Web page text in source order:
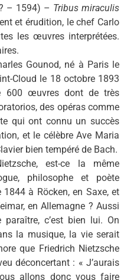
– 1594) – Tribus miraculis
et érudition, le chef Carlo
les œuvres interprétées.
Gounod, né à Paris le
Cloud le 18 octobre 1893
600 œuvres dont de très
des opéras comme
qui ont connu un succès
et le célèbre Ave Maria
bien tempéré de Bach.
est-ce la même
philosophe et poète
à Röcken, en Saxe, et
en Allemagne ? Aussi
c’est bien lui. On
la musique, la vie serait
que Friedrich Nietzsche
déconcertant : « J’aurais
allons donc vous faire